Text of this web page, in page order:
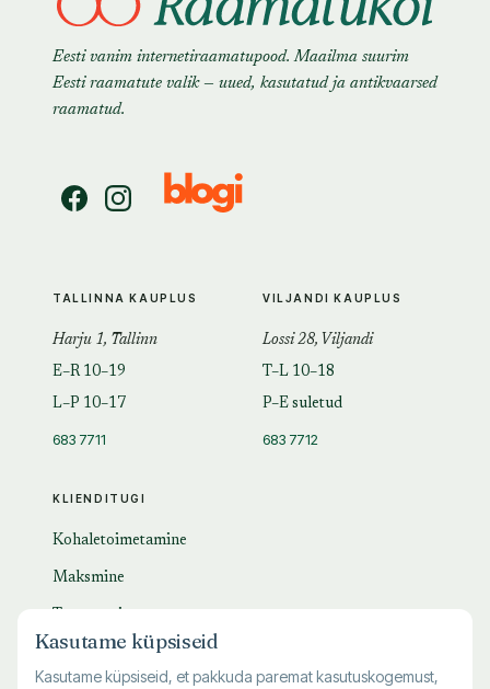
Eesti vanim internetiraamatupood. Maailma suurim
Eesti raamatute valik — uued, kasutatud ja antikvaarsed
raamatud.
KLIENDITUGI
Kohaletoimetamine
Maksmine
KKK
TALLINNA KAUPLUS
Harju 1, Tallinn
E–R 10–19
L–P 10–17
683 7711
VILJANDI KAUPLUS
Lossi 28, Viljandi
T–L 10–18
P–E suletud
683 7712
Kasutame küpsiseid
Kasutame küpsiseid, et pakkuda paremat kasutuskogemust,